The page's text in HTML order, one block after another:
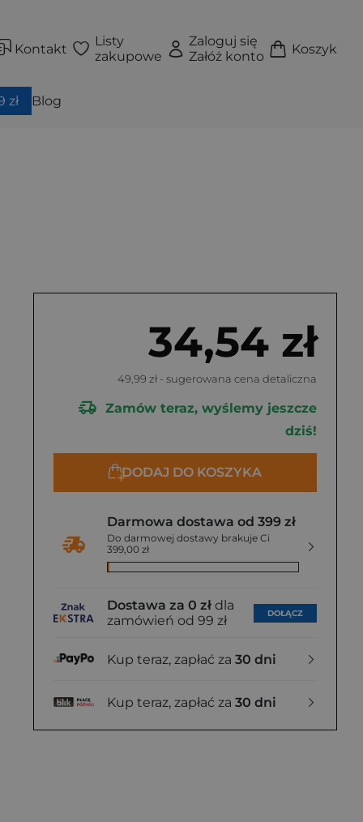
Kontakt
Listy
zakupowe
Zaloguj się
Załóż konto
Koszyk
zł Blog
34,54 zł
49,99 zł - sugerowana cena detaliczna
Zamów teraz, wyślemy jeszcze
dziś!
DODAJ DO KOSZYKA
Darmowa dostawa od 399 zł
Do darmowej dostawy brakuje Ci
399,00 zł
Dostawa za 0 zł dla
zamówień od 99 zł
DOŁĄCZ
Kup teraz, zapłać za 30 dni
Kup teraz, zapłać za 30 dni